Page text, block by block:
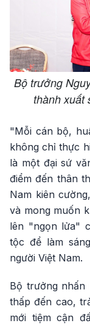
Bộ trưởng
thành xuất
"Mỗi cán bộ,
không chỉ thực
là một đại sứ
điểm đến thân
Nam kiên
và mong muốn
lên "ngọn lửa"
tộc để làm
người Việt Nam.
Bộ trưởng nhấn
thấp đến cao,
mới tiệm cận